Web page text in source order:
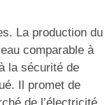
La production du
comparable à
la sécurité de
Il promet de